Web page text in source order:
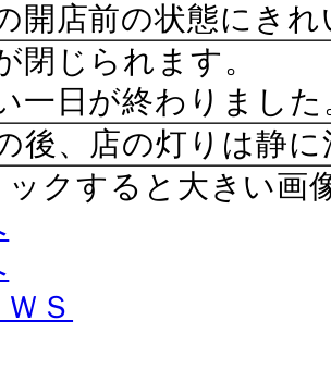
開店前の状態にき
閉じられます。
一日が終わりまし
後、店の灯りは静
ックすると大きい画
Ｓ